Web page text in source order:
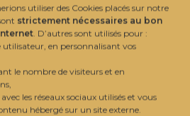
utiliser des Cookies placés sur notre
strictement nécessaires au bon
. D’autres sont utilisés pour :
en personnalisant vos
le nombre de visiteurs et en
les réseaux sociaux utilisés et vous
hébergé sur un site externe.
outils choisis et à notre
mais pas stressante,
son bien-être et de son
prend naissance entre
et valeurs personnels et
travail et ses objectifs